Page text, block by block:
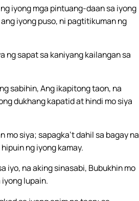
iyong mga pintuang-daan sa iyong
iyong puso, ni pagtitikuman ng
ng sapat sa kaniyang kailangan sa
sabihin, Ang ikapitong taon, na
dukhang kapatid at hindi mo siya
mo siya; sapagka’t dahil sa bagay na
ng iyong kamay.
iyo, na aking sinasabi, Bubukhin mo
lupain.